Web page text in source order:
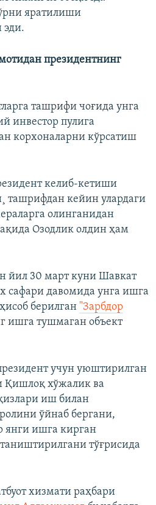
яратилиши
эди.
президентнинг
ташрифи чоғида унга
инвестор пулига
корхоналарни кўрсатиш
келиб-кетиши
ташрифдан кейин улардаги
олинганидан
Озодлик олдин ҳам
йил 30 март куни Шавкат
сафари давомида унга ишга
берилган "Зарбдор
ишга тушмаган объект
учун уюштирилган
Қишлоқ хўжалик ва
иш билан
ўйнаб бергани,
янги ишга кирган
тўғрисида
хизмати раҳбари